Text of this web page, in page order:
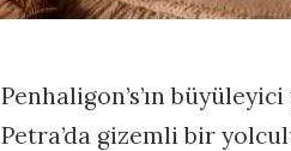
Penhaligon’s’ın
Petra’da gizemli bir